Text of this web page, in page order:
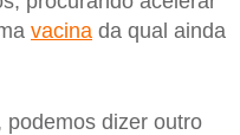
vacina da qual ainda
podemos dizer outro